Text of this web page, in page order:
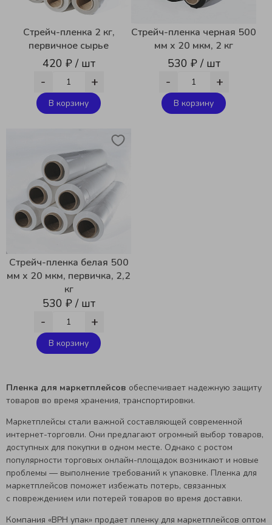
Стрейч-пленка 2 кг,
первичное сырье
420 ₽ / шт
- +
В корзину
Стрейч-пленка черная 500
мм x 20 мкм, 2 кг
530 ₽ / шт
- +
В корзину
Стрейч-пленка белая 500
мм x 20 мкм, первичка, 2,2
кг
530 ₽ / шт
- +
В корзину
Пленка для маркетплейсов обеспечивает надежную защиту
товаров во время хранения, транспортировки.
Маркетплейсы стали важной составляющей современной
интернет-торговли. Они предлагают огромный выбор товаров,
доступных для покупки в одном месте. Однако с ростом
популярности торговых онлайн-площадок возникают и новые
проблемы — выполнение требований к упаковке. Пленка для
маркетплейсов поможет избежать потерь, связанных
с повреждением или потерей товаров во время доставки.
Компания «ВРН упак» продает пленку для маркетплейсов оптом